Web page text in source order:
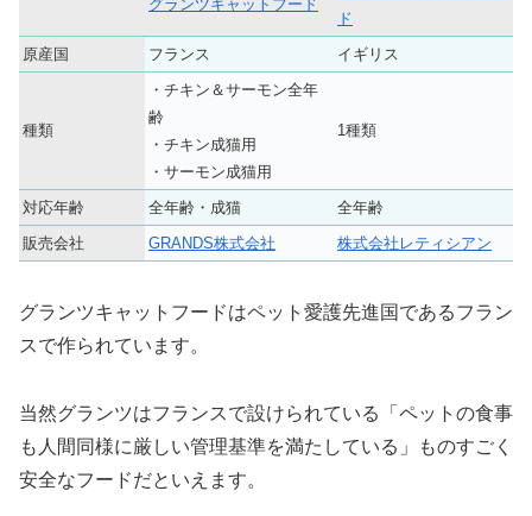
グランツキャットフード
ド
原産国
フランス イギリス
種類
・チキン＆サーモン全年
齢
・チキン成猫用
・サーモン成猫用
1種類
対応年齢 全年齢・成猫
全年齢
販売会社
GRANDS株式会社 株式会社レティシアン
グランツキャットフードはペット愛護先進国であるフラン
スで作られています。
当然グランツはフランスで設けられている「ペットの食事
も人間同様に厳しい管理基準を満たしている」ものすごく
安全なフードだといえます。